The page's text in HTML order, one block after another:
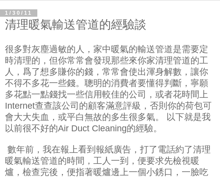
1/30/11
清理暖氣輸送管道的經驗談
很多對灰塵過敏的人，家中暖氣的輸送管道是需要定
時清理的，但你常常會發現那些來你家清理管道的工
人，爲了想多賺你的錢，常常會使出渾身解數，讓你
不得不多花一些錢。聰明的消費者要懂得判斷，寧願
多花點一點錢找一些信用較佳的公司，或者花時間上
Internet查查該公司的顧客滿意評級，否則你的荷包可
會大大失血，或平白無故的多生很多氣。 以下就是我
以前很不好的Air Duct Cleaning的經驗。
數年前，我在報上看到報紙廣告，打了電話約了清理
暖氣輸送管道的時間，工人一到，便要求先檢視暖
爐，檢查完後，便指著暖爐邊上一個小銹口，一臉吃